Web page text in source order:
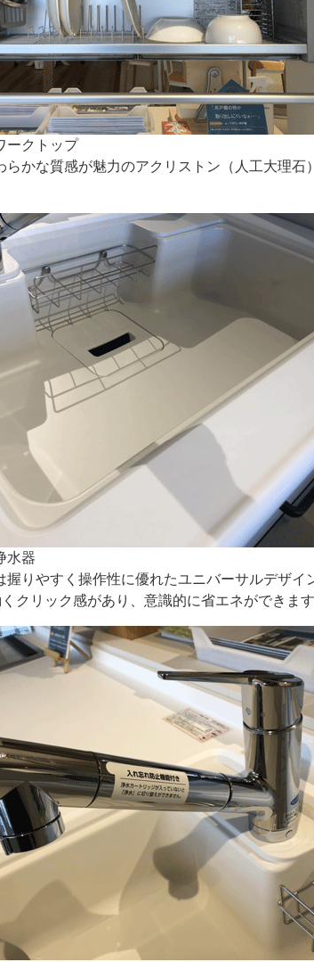
ークトップ
らかな質感が魅力のアクリストン（人工大理
水器
握りやすく操作性に優れたユニバーサルデザ
くクリック感があり、意識的に省エネができます